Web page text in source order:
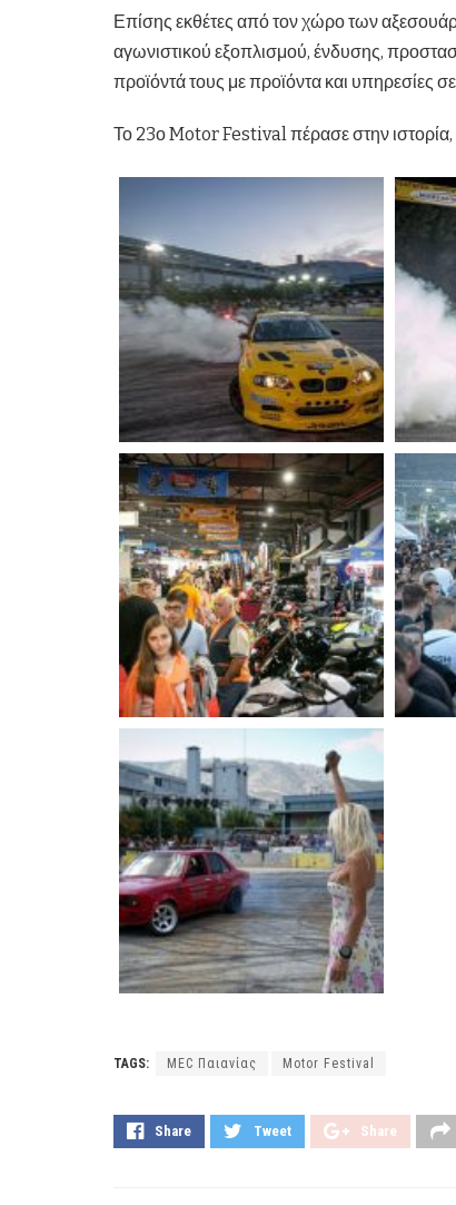
Επίσης εκθέτες από τον χώρο των
αγωνιστικού εξοπλισμού, ένδυσης,
προϊόντά τους με προϊόντα και υπηρεσίες
Το 23ο Motor Festival πέρασε στην
TAGS: MEC Παιανίας Motor Festival
Share Tweet Share